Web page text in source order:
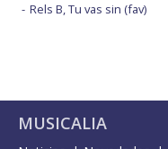
Rels B, Tu vas sin (fav)
MUSICALIA